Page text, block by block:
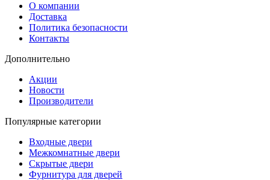
О компании
Доставка
Политика безопасности
Контакты
Дополнительно
Акции
Новости
Производители
Популярные категории
Входные двери
Межкомнатные двери
Скрытые двери
Фурнитура для дверей